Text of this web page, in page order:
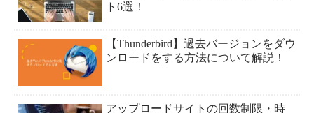
ト6選！
【Thunderbird】過去バージョンをダウ
ンロードをする方法について解説！
アップロードサイトの回数制限・時